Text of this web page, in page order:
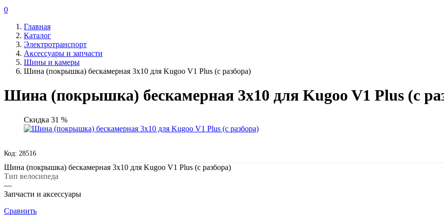
0
Главная
Каталог
Электротранспорт
Аксессуары и запчасти
Шины и камеры
Шина (покрышка) бескамерная 3x10 для Kugoo V1 Plus (с разбора)
Шина (покрышка) бескамерная 3x10 для Kugoo V1 Plus (с
Скидка 31 %
Код: 28516
Шина (покрышка) бескамерная 3x10 для Kugoo V1 Plus (с разбора)
Тип велосипеда
—
Запчасти и аксессуары
Сравнить